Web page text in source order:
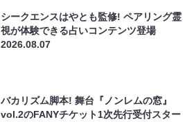
シークエンスはやとも監修! ペアリング霊
視が体験できる占いコンテンツ登場
2026.08.07
バカリズム脚本! 舞台『ノンレムの窓』
vol.2のFANYチケット1次先行受付スター